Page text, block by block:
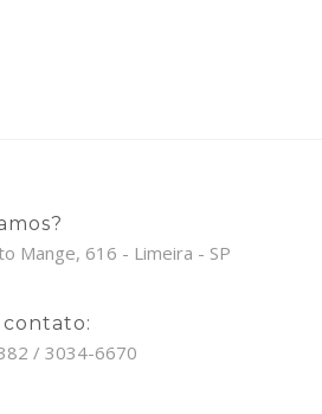
Mange, 616 - Limeira - SP
/ 3034-6670